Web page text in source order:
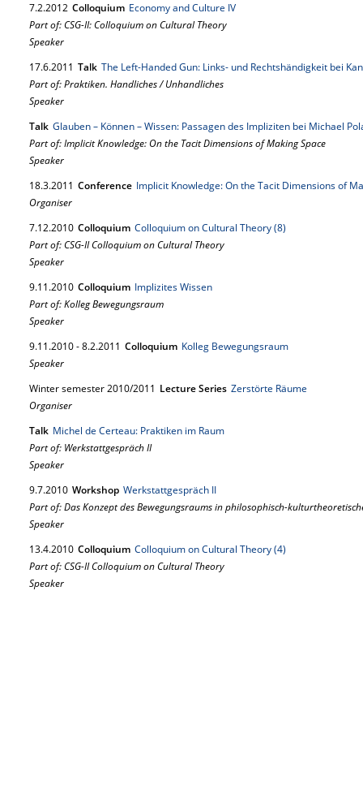
7.2.2012 Colloquium Economy and Culture IV
Part of: CSG-II: Colloquium on Cultural Theory
Speaker
17.6.2011 Talk The Left-Handed Gun: Links- und Rechtshändigkeit bei
Part of: Praktiken. Handliches / Unhandliches
Speaker
Talk Glauben – Können – Wissen: Passagen des Impliziten bei Michael
Part of: Implicit Knowledge: On the Tacit Dimensions of Making Space
Speaker
18.3.2011 Conference Implicit Knowledge: On the Tacit Dimensions of
Organiser
7.12.2010 Colloquium Colloquium on Cultural Theory (8)
Part of: CSG-II Colloquium on Cultural Theory
Speaker
9.11.2010 Colloquium Implizites Wissen
Part of: Kolleg Bewegungsraum
Speaker
9.11.2010-8.2.2011 Colloquium Kolleg Bewegungsraum
Speaker
Winter semester 2010/2011 Lecture Series Zerstörte Räume
Organiser
Talk Michel de Certeau: Praktiken im Raum
Part of: Werkstattgespräch II
Speaker
9.7.2010 Workshop Werkstattgespräch II
Part of: Das Konzept des Bewegungsraums in philosophisch-
Speaker
13.4.2010 Colloquium Colloquium on Cultural Theory (4)
Part of: CSG-II Colloquium on Cultural Theory
Speaker